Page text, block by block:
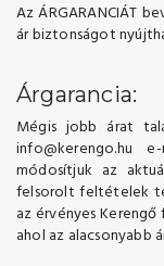
Az ÁRGARANCIÁT
ár biztonságot
Árgarancia:
Mégis jobb árat
info@kerengo.hu
módosítjuk az
felsorolt feltételek
az érvényes
ahol az alacsonyabb